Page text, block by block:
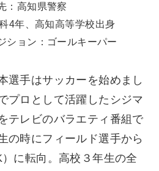
：高知県警察
4年、高知高等学校出身
ョン：ゴールキーパー
選手はサッカーを始めまし
プロとして活躍したシジマ
テレビのバラエティ番組で
の時にフィールド選手から
に転向。高校３年生の全